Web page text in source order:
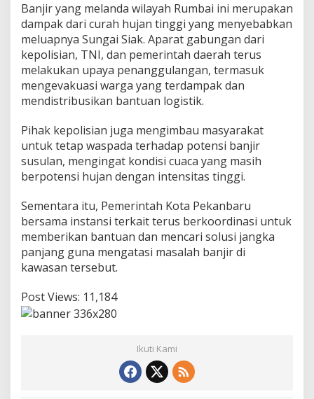
a
n
B
a
n
j
i
r
i
R
u
m
b
i
Banjir yang melanda wilayah Rumbai ini merupakan
dampak dari curah hujan tinggi yang menyebabkan
meluapnya Sungai Siak. Aparat gabungan dari
kepolisian, TNI, dan pemerintah daerah terus
melakukan upaya penanggulangan, termasuk
mengevakuasi warga yang terdampak dan
mendistribusikan bantuan logistik.
Pihak kepolisian juga mengimbau masyarakat
untuk tetap waspada terhadap potensi banjir
susulan, mengingat kondisi cuaca yang masih
berpotensi hujan dengan intensitas tinggi.
Sementara itu, Pemerintah Kota Pekanbaru
bersama instansi terkait terus berkoordinasi untuk
memberikan bantuan dan mencari solusi jangka
panjang guna mengatasi masalah banjir di
kawasan tersebut.
Post Views: 11,184
Ikuti Kami